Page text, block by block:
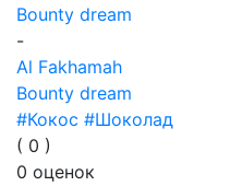
Bounty dream
-
Al Fakhamah
Bounty dream
#Кокос #Шоколад
( 0 )
0 оценок